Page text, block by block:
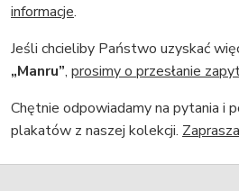
informacje.
Jeśli chcieliby Państwo uzyskać
„Manru”, prosimy o przesłanie
Chętnie odpowiadamy na pytania i
plakatów z naszej kolekcji.